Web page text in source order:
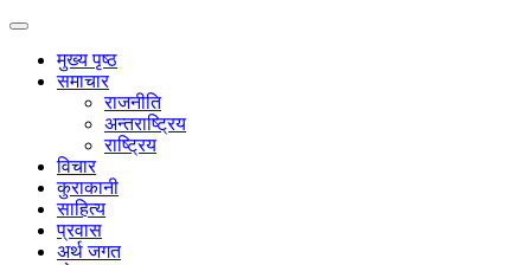
मुख्य पृष्ठ
समाचार
राजनीति
अन्तराष्ट्रिय
राष्ट्रिय
विचार
कुराकानी
साहित्य
प्रवास
अर्थ जगत